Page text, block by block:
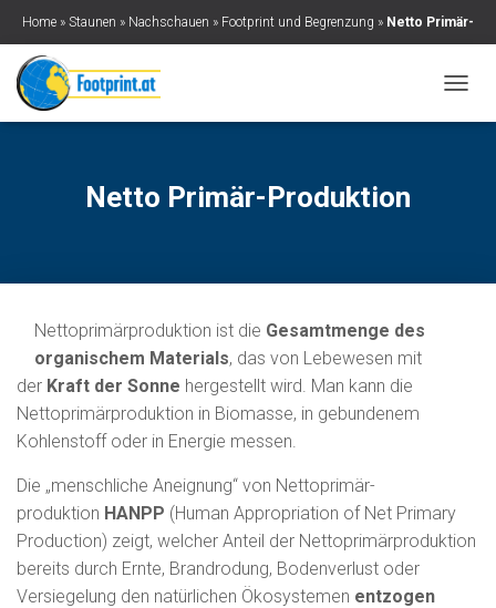
Home » Staunen » Nachschauen » Footprint und Begrenzung » Netto Primär-
A
Netto Primär-Produktion
Nettoprimärproduktion ist die Gesamtmenge des
organischem Materials, das von Lebe­wesen mit
der Kraft der Sonne hergestellt wird. Man kann die
Nettoprimärproduktion in Biomasse, in gebundenem
Kohlenstoff oder in Energie messen.
Die „menschliche Aneignung“ von Netto­primär­
produktion HANPP (Human Appropriation of Net Primary
Production) zeigt, welcher Anteil der Nettoprimärproduktion
bereits durch Ernte, Brand­rodung, Bodenverlust oder
Versiegelung den natürlichen Ökosystemen entzogen